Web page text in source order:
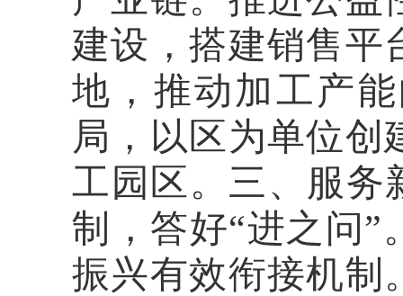
建设，搭建销售平
地，推动加工产
局，以区为单位创
工园区。三、服务
制，答好“进之问”
振兴有效衔接机制